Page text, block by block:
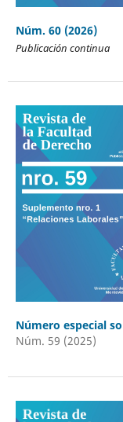
Núm. 60 (2026)
Publicación continua
Número especial
Núm. 59 (2025)